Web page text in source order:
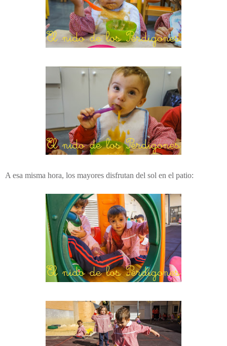
A esa misma hora, los mayores disfrutan del sol en el patio: